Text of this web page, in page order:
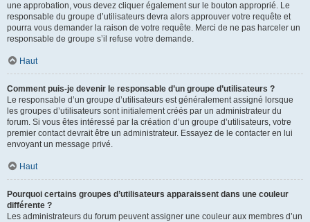
une approbation, vous devez cliquer également sur le bouton approprié. Le
responsable du groupe d’utilisateurs devra alors approuver votre requête et
pourra vous demander la raison de votre requête. Merci de ne pas harceler un
responsable de groupe s’il refuse votre demande.
Haut
Comment puis-je devenir le responsable d’un groupe d’utilisateurs ?
Le responsable d’un groupe d’utilisateurs est généralement assigné lorsque
les groupes d’utilisateurs sont initialement créés par un administrateur du
forum. Si vous êtes intéressé par la création d’un groupe d’utilisateurs, votre
premier contact devrait être un administrateur. Essayez de le contacter en lui
envoyant un message privé.
Haut
Pourquoi certains groupes d’utilisateurs apparaissent dans une couleur
différente ?
Les administrateurs du forum peuvent assigner une couleur aux membres d’un